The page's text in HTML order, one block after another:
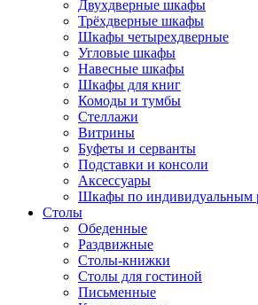
Двухдверные шкафы
Трёхдверные шкафы
Шкафы четырехдверные
Угловые шкафы
Навесные шкафы
Шкафы для книг
Комоды и тумбы
Стеллажи
Витрины
Буфеты и серванты
Подставки и консоли
Аксессуары
Шкафы по индивидуальным
Столы
Обеденные
Раздвижные
Столы-книжки
Столы для гостиной
Письменные